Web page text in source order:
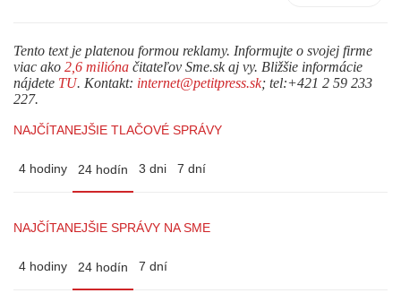
Tento text je platenou formou reklamy. Informujte o svojej firme
viac ako 2,6 milióna čitateľov Sme.sk aj vy. Bližšie informácie
nájdete TU. Kontakt: internet@petitpress.sk; tel:+421 2 59 233
227.
NAJČÍTANEJŠIE TLAČOVÉ SPRÁVY
4 hodiny 24 hodín 3 dni 7 dní
NAJČÍTANEJŠIE SPRÁVY NA SME
4 hodiny 24 hodín 7 dní